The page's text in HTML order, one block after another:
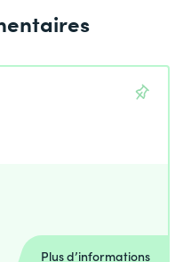
Plus d’informations